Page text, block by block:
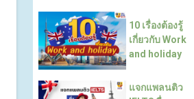
10 เรื่องต้องรู้
เกี่ยวกับ Work
and holiday
แจกแพลนติว